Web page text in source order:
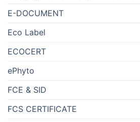
E-DOCUMENT
Eco Label
ECOCERT
ePhyto
FCE & SID
FCS CERTIFICATE